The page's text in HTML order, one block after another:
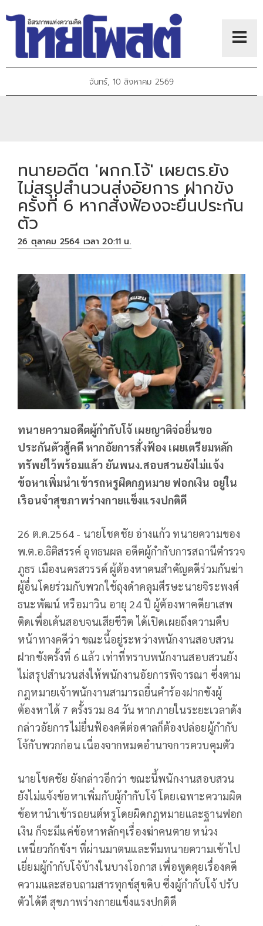
จันทร์, 10 สิงหาคม 2569
ทนายอดีต 'ผกก.โจ้' เผยตร.ยัง
ไม่สรุปสำนวนส่งอัยการ ฝากขัง
ครั้งที่ 6 หากสั่งฟ้องจะยื่นประกัน
ตัว
26 ตุลาคม 2564 เวลา 20:11 น.
ทนายความอดีตผู้กำกับโจ้ เผยญาติจ่อยื่นขอ
ประกันตัวสู้คดี หากอัยการสั่งฟ้อง เผยเตรียมหลัก
ทรัพย์ไว้พร้อมแล้ว ยันพนง.สอบสวนยังไม่แจ้ง
ข้อหาเพิ่มนำเข้ารถหรูผิดกฎหมาย ฟอกเงิน อยู่ใน
เรือนจำสุขภาพร่างกายแข็งแรงปกติดี
26 ต.ค.2564 - นายโชคชัย อ่างแก้ว ทนายความของ
พ.ต.อ.ธิติสรรค์ อุทธนผล อดีตผู้กำกับการสถานีตำรวจ
ภูธร เมืองนครสวรรค์ ผู้ต้องหาคนสำคัญคดีร่วมกันฆ่า
ผู้อื่นโดยร่วมกับพวกใช้ถุงดำคลุมศีรษะนายจิระพงศ์
ธนะพัฒน์ หรือมาวิน อายุ 24 ปี ผู้ต้องหาคดียาเสพ
ติดเพื่อเค้นสอบจนเสียชีวิต ได้เปิดเผยถึงความคืบ
หน้าทางคดีว่า ขณะนี้อยู่ระหว่างพนักงานสอบสวน
ฝากขังครั้งที่ 6 แล้ว เท่าที่ทราบพนักงานสอบสวนยัง
ไม่สรุปสำนวนส่งให้พนักงานอัยการพิจารณา ซึ่งตาม
กฎหมายเจ้าพนักงานสามารถยื่นคำร้องฝากขังผู้
ต้องหาได้ 7 ครั้งรวม 84 วัน หากภายในระยะเวลาดัง
กล่าวอัยการไม่ยื่นฟ้องคดีต่อศาลก็ต้องปล่อยผู้กำกับ
โจ้กับพวกก่อน เนื่องจากหมดอำนาจการควบคุมตัว
นายโชคชัย ยังกล่าวอีกว่า ขณะนี้พนักงานสอบสวน
ยังไม่แจ้งข้อหาเพิ่มกับผู้กำกับโจ้ โดยเฉพาะความผิด
ข้อหานำเข้ารถยนต์หรูโดยผิดกฎหมายและฐานฟอก
เงิน ก็จะมีแค่ข้อหาหลักๆเรื่องฆ่าคนตาย หน่วง
เหนี่ยวกักขังฯ ที่ผ่านมาตนและทีมทนายความเข้าไป
เยี่ยมผู้กำกับโจ้บ้างในบางโอกาส เพื่อพูดคุยเรื่องคดี
ความและสอบถามสารทุกข์สุขดิบ ซึ่งผู้กำกับโจ้ ปรับ
ตัวได้ดี สุขภาพร่างกายแข็งแรงปกติดี